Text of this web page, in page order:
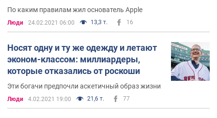
По каким правилам жил основатель Apple
Люди 24.02.2021 06:00 13,3 т. 16
Носят одну и ту же одежду и летают
эконом-классом: миллиардеры,
которые отказались от роскоши
Эти богачи предпочли аскетичный образ жизни
Люди 4.02.2021 19:00 21,6 т. 77